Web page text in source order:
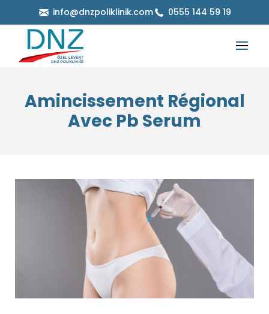
info@dnzpoliklinik.com 0555 144 59 19
Amincissement Régional
Avec Pb Serum